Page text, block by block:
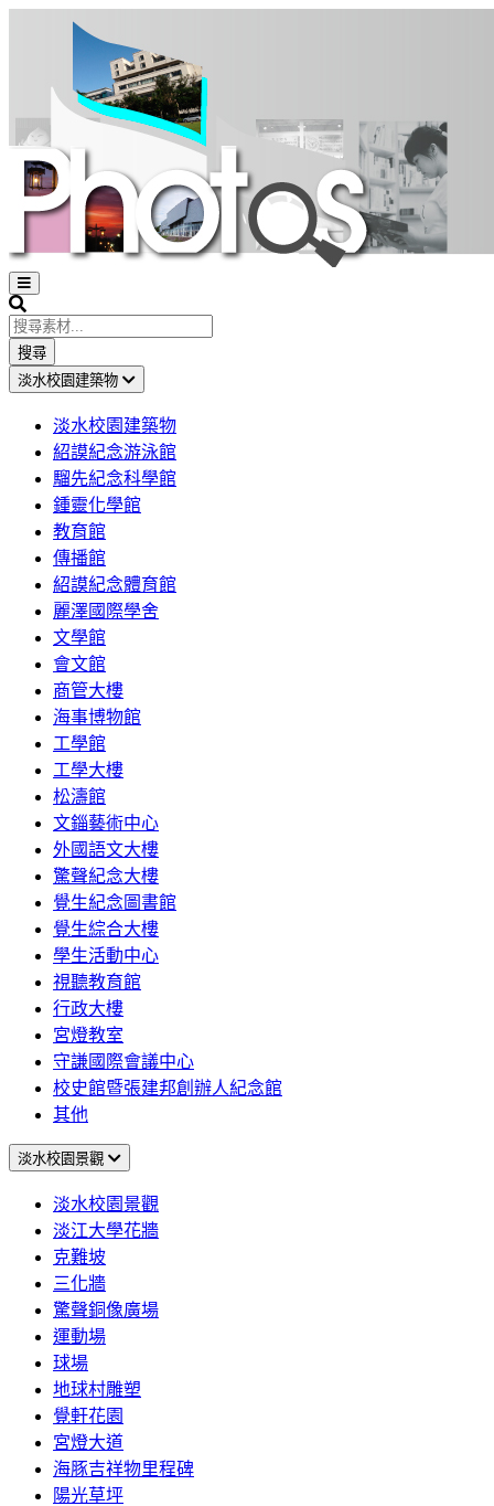
Open
sidebar
Search
搜尋
淡水校園建築物
淡水校園建築物
紹謨紀念游泳館
騮先紀念科學館
鍾靈化學館
教育館
傳播館
紹謨紀念體育館
麗澤國際學舍
文學館
會文館
商管大樓
海事博物館
工學館
工學大樓
松濤館
文錙藝術中心
外國語文大樓
驚聲紀念大樓
覺生紀念圖書館
覺生綜合大樓
學生活動中心
視聽教育館
行政大樓
宮燈教室
守謙國際會議中心
校史館暨張建邦創辦人紀念館
其他
淡水校園景觀
淡水校園景觀
淡江大學花牆
克難坡
三化牆
驚聲銅像廣場
運動場
球場
地球村雕塑
覺軒花園
宮燈大道
海豚吉祥物里程碑
陽光草坪